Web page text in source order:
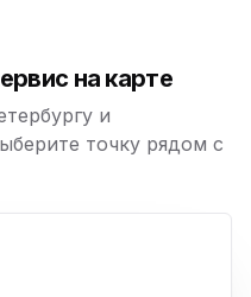
на карте
и
точку рядом с